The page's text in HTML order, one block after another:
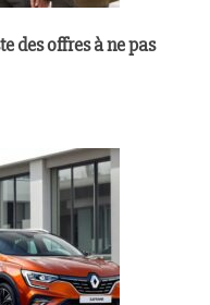
des offres à ne pas